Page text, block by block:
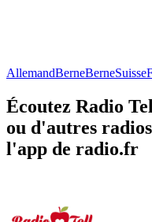
AllemandBerneBerneSuisse
Écoutez Radio
ou d'autres
l'app de radio.fr